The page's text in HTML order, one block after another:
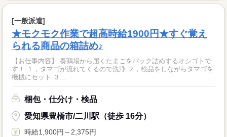
[一般派遣]
★モクモク作業で超高時給1900円★すぐ覚え
られる商品の箱詰め♪
【お仕事内容】 養鶏場から届くたまごをパック詰めするオシゴトで
す！ １，タマゴが流れてくるので洗浄 ２，検品をしながらタマゴを
機械にセット ３...
梱包・仕分け・検品
愛知県豊橋市/二川駅（徒歩 16分）
時給1,900円～2,375円